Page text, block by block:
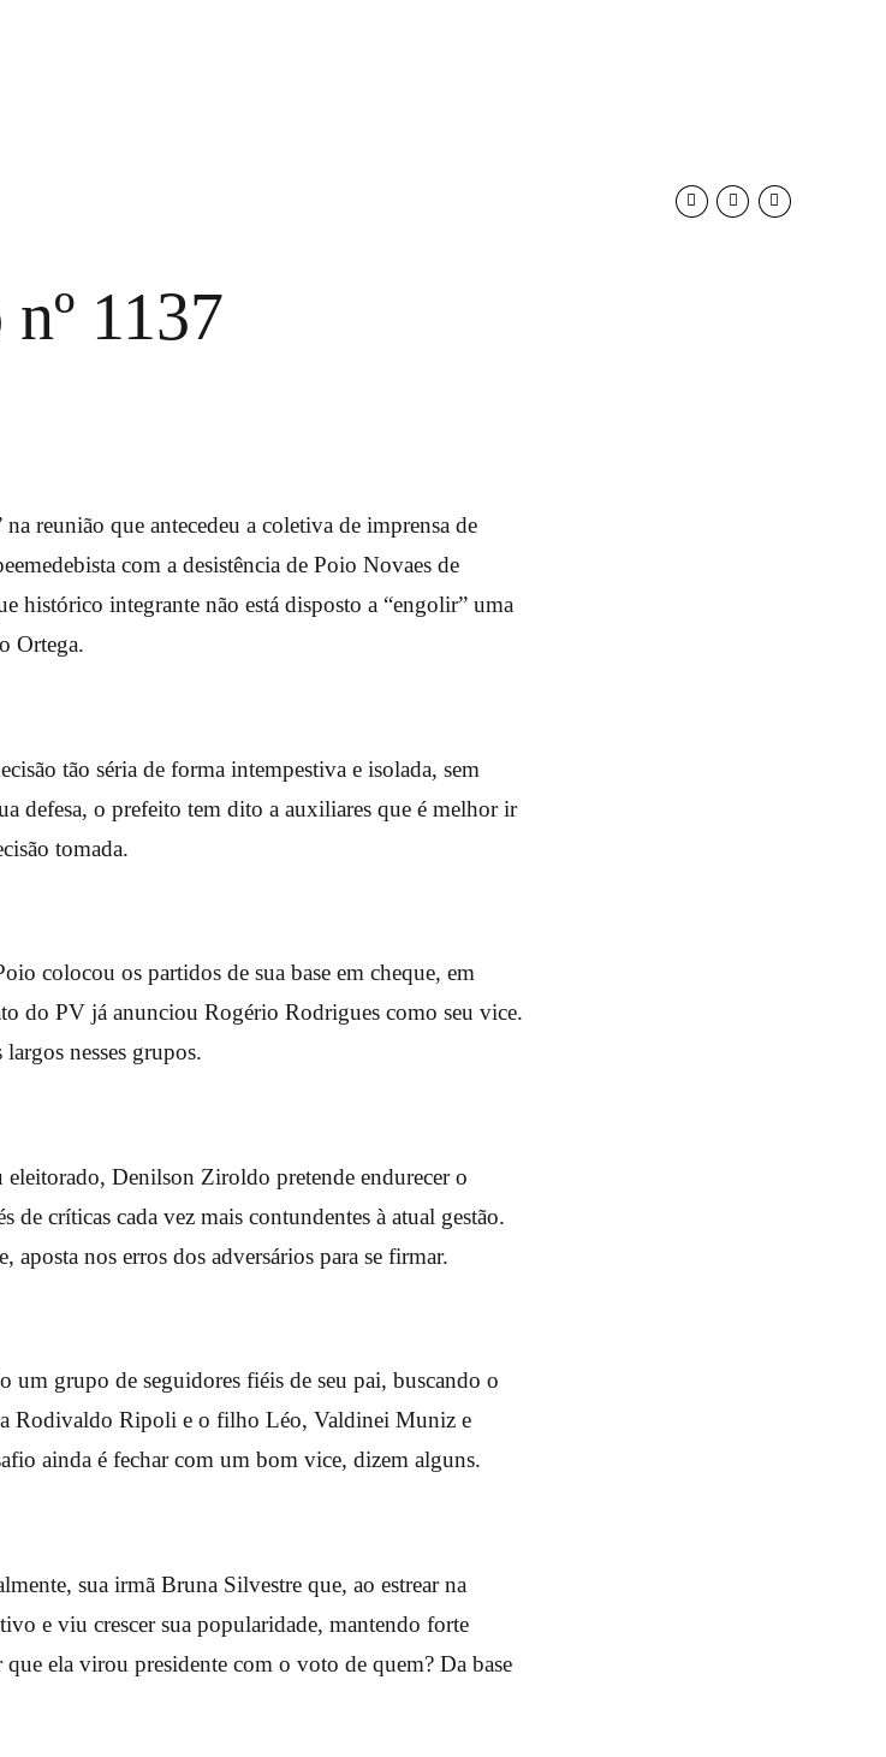
1137
reunião que antecedeu a coletiva de imprensa de
com a desistência de Poio Novaes de
histórico integrante não está disposto a “engolir” uma
Ortega.
tão séria de forma intempestiva e isolada, sem
defesa, o prefeito tem dito a auxiliares que é melhor ir
tomada.
colocou os partidos de sua base em cheque, em
do PV já anunciou Rogério Rodrigues como seu vice.
nesses grupos.
eleitorado, Denilson Ziroldo pretende endurecer o
de críticas cada vez mais contundentes à atual gestão.
nos erros dos adversários para se firmar.
um grupo de seguidores fiéis de seu pai, buscando o
Rodivaldo Ripoli e o filho Léo, Valdinei Muniz e
ainda é fechar com um bom vice, dizem alguns.
sua irmã Bruna Silvestre que, ao estrear na
e viu crescer sua popularidade, mantendo forte
ela virou presidente com o voto de quem? Da base